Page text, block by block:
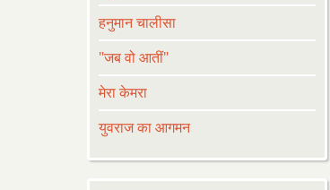
हनुमान चालीसा
"जब वो आतीं"
मेरा केमरा
युवराज का आगमन